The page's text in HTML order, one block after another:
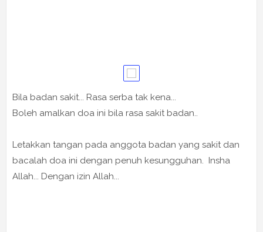
Bila badan sakit... Rasa serba tak kena...
Boleh amalkan doa ini bila rasa sakit badan..
Letakkan tangan pada anggota badan yang sakit dan
bacalah doa ini dengan penuh kesungguhan. Insha
Allah... Dengan izin Allah...